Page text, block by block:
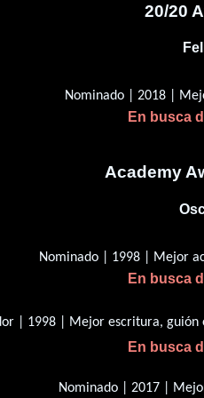
20/20
Nominado | 2018 |
En busca
Academy
Nominado | 1998 | Mejor
En busca
| 1998 | Mejor escritura,
En busca
Nominado | 2017 |